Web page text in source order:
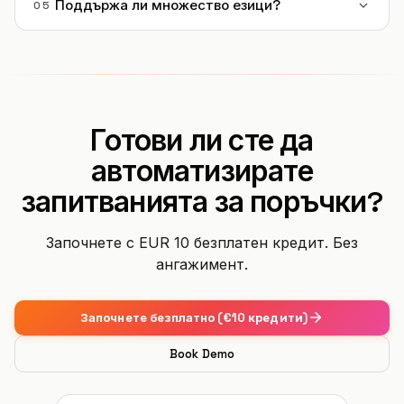
05 Поддържа ли множество езици?
Готови ли сте да
автоматизирате
запитванията за поръчки?
Започнете с EUR 10 безплатен кредит. Без
ангажимент.
Започнете безплатно (€10 кредити)
Book Demo